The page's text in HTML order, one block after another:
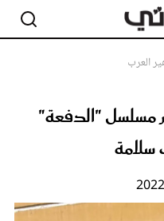
العرب
مسلسل "الدفعة"